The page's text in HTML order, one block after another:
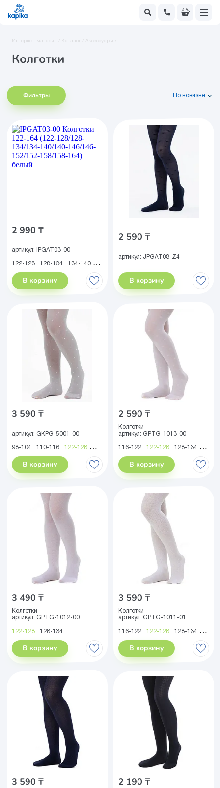
Интернет-магазин / Каталог / Аксессуары /
Колготки
Фильтры По новизне
2 990 ₸
артикул: IPGAT03-00
122-128 128-134 134-140 140-146
В корзину
2 590 ₸
артикул: JPGAT08-Z4
В корзину
3 590 ₸
артикул: GKPG-5001-00
98-104 110-116 122-128 134-140 146-152
В корзину
2 590 ₸
Колготки
артикул: GPTG-1013-00
116-122 122-128 128-134 134-
В корзину
3 490 ₸
Колготки
артикул: GPTG-1012-00
122-128 128-134
В корзину
3 590 ₸
Колготки
артикул: GPTG-1011-01
116-122 122-128 128-134 134-
В корзину
3 590 ₸ 2 190 ₸